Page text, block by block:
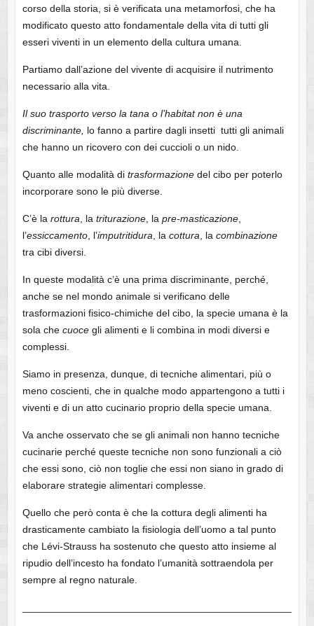
corso della storia, si è verificata una metamorfosi, che ha
modificato questo atto fondamentale della vita di tutti gli
esseri viventi in un elemento della cultura umana.
Partiamo dall’azione del vivente di acquisire il nutrimento
necessario alla vita.
Il suo trasporto verso la tana o l’habitat non è una
discriminante, lo fanno a partire dagli insetti tutti gli animali
che hanno un ricovero con dei cuccioli o un nido.
Quanto alle modalità di trasformazionedel cibo per poterlo
incorporare sono le più diverse.
C’è la rottura, la triturazione, la pre-masticazione,
l’essiccamento, l’imputritidura, la cottura, la combinazione
tra cibi diversi.
In queste modalità c’è una prima discriminante, perché,
anche se nel mondo animale si verificano delle
trasformazioni fisico-chimiche del cibo, la specie umana è la
sola che cuocegli alimenti e li combina in modi diversi e
complessi.
Siamo in presenza, dunque, di tecniche alimentari, più o
meno coscienti, che in qualche modo appartengono a tutti i
viventi e di un atto cucinario proprio della specie umana.
Va anche osservato che se gli animali non hanno tecniche
cucinarie perché queste tecniche non sono funzionali a ciò
che essi sono, ciò non toglie che essi non siano in grado di
elaborare strategie alimentari complesse.
Quello che però conta è che la cottura degli alimenti ha
drasticamente cambiato la fisiologia dell’uomo a tal punto
che Lévi-Strauss ha sostenuto che questo atto insieme al
ripudio dell’incesto ha fondato l’umanità sottraendola per
sempre al regno naturale.